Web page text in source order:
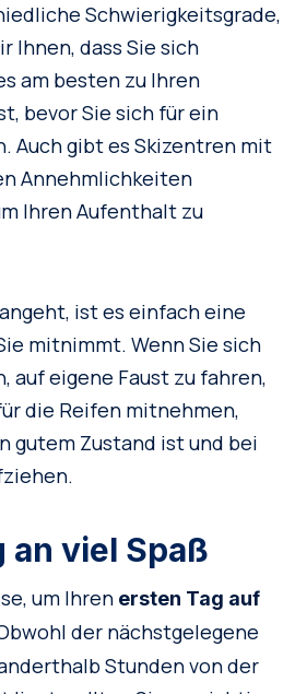
Schwierigkeitsgrade,
Ihnen, dass Sie sich
am besten zu Ihren
bevor Sie sich für ein
Auch gibt es Skizentren mit
Annehmlichkeiten
Ihren Aufenthalt zu
ist es einfach eine
mitnimmt. Wenn Sie sich
auf eigene Faust zu fahren,
die Reifen mitnehmen,
gutem Zustand ist und bei
an viel Spaß
um Ihren ersten Tag auf
der nächstgelegene
Stunden von der